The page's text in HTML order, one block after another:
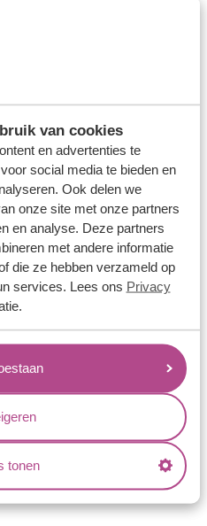
van cookies
en advertenties te
social media te bieden en
Ook delen we
onze site met onze partners
en analyse. Deze partners
met andere informatie
die ze hebben verzameld op
services. Lees ons Privacy
tonen